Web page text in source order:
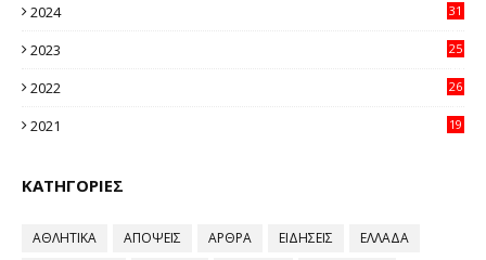
2024
31
2023
25
2022
26
2021
19
ΚΑΤΗΓΟΡΙΕΣ
ΑΘΛΗΤΙΚΑ ΑΠΟΨΕΙΣ ΑΡΘΡΑ ΕΙΔΗΣΕΙΣ
ΕΛΛΑΔΑ